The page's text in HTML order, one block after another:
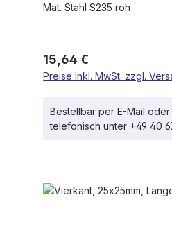
Mat. Stahl S235 roh
Regulärer Preis:
15,64 €
Preise inkl. MwSt. zzgl.
Bestellbar per E-Mail oder
telefonisch unter +49 40